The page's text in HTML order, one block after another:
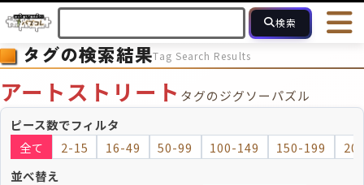
検索
HOME 会員登録
ヘルプ
お問合せ
最近投稿され
ピース数 2～15 16～49 50～99 100
タグの検索結果Tag Search Results
アートストリート タグのジグソーパズル
ピース数でフィルタ
全て
2-15 16-49 50-99 100-149 150-199
並べ替え